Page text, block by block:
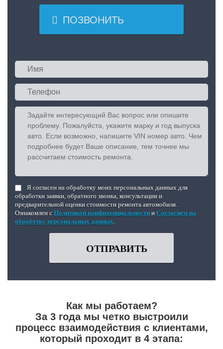
 ПОЗВОНИТЬ
Я согласен на обработку моих персональных данных для
обработки заявки, обратного звонка, консультации и
предварительной оценки стоимости ремонта автомобиля.
Ознакомлен с Политикой конфиденциальности и Согласием на
обработку персональных данных.
ОТПРАВИТЬ
Как мы работаем?
За 3 года мы четко выстроили
процесс взаимодействия с клиентами,
который проходит в 4 этапа: